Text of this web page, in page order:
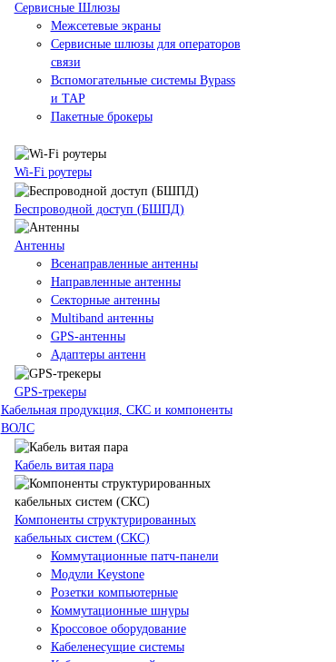
Сервисные Шлюзы
Межсетевые экраны
Сервисные шлюзы для операторов
связи
Вспомогательные системы Bypass
и TAP
Пакетные брокеры
Wi-Fi роутеры
Беспроводной доступ (БШПД)
Антенны
Всенаправленные антенны
Направленные антенны
Секторные антенны
Multiband антенны
GPS-антенны
Адаптеры антенн
GPS-трекеры
Кабельная продукция, СКС и компоненты
ВОЛС
Кабель витая пара
Компоненты структурированных
кабельных систем (СКС)
Коммутационные патч-панели
Модули Keystone
Розетки компьютерные
Коммутационные шнуры
Кроссовое оборудование
Кабеленесущие системы